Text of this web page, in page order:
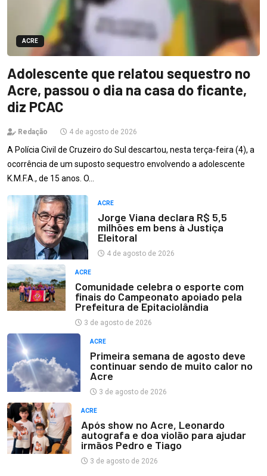
ACRE
Adolescente que relatou sequestro no
Acre, passou o dia na casa do ficante,
diz PCAC
Redação 4 de agosto de 2026
A Polícia Civil de Cruzeiro do Sul descartou, nesta terça-feira (4), a
ocorrência de um suposto sequestro envolvendo a adolescente
K.M.F.A., de 15 anos. O…
ACRE
Jorge Viana declara R$ 5,5
milhões em bens à Justiça
Eleitoral
4 de agosto de 2026
ACRE
Comunidade celebra o esporte com
finais do Campeonato apoiado pela
Prefeitura de Epitaciolândia
3 de agosto de 2026
ACRE
Primeira semana de agosto deve
continuar sendo de muito calor no
Acre
3 de agosto de 2026
ACRE
Após show no Acre, Leonardo
autografa e doa violão para ajudar
irmãos Pedro e Tiago
3 de agosto de 2026